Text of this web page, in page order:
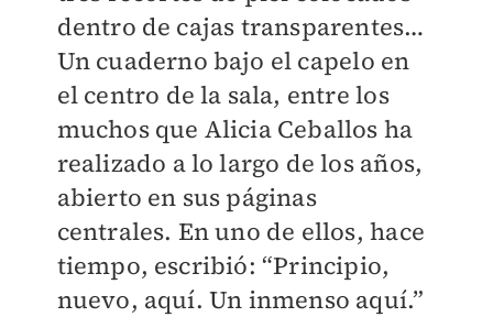
dentro de cajas transparentes…
Un cuaderno bajo el capelo en
el centro de la sala, entre los
muchos que Alicia Ceballos ha
realizado a lo largo de los años,
abierto en sus páginas
centrales. En uno de ellos, hace
tiempo, escribió: “Principio,
nuevo, aquí. Un inmenso aquí.”